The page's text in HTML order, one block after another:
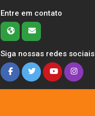
Entre em contato
Siga nossas redes sociais